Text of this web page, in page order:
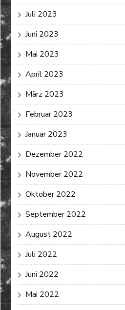
Juli 2023
Juni 2023
Mai 2023
April 2023
März 2023
Februar 2023
Januar 2023
Dezember 2022
November 2022
Oktober 2022
September 2022
August 2022
Juli 2022
Juni 2022
Mai 2022